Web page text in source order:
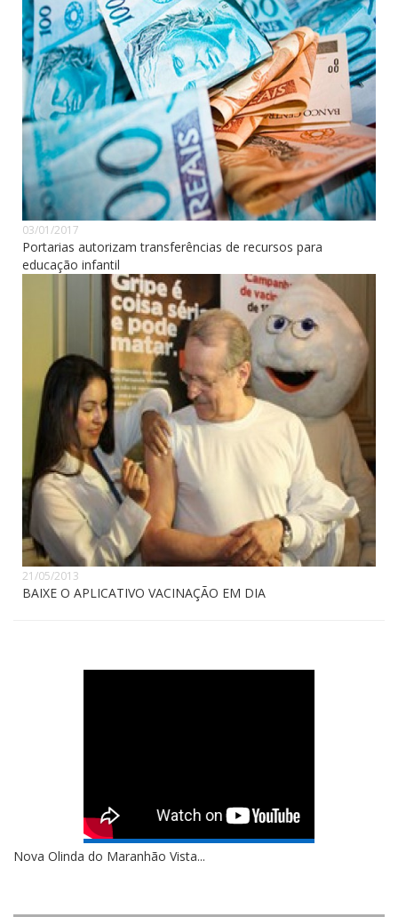
03/01/2017
Portarias autorizam transferências de recursos para
educação infantil
21/05/2013
BAIXE O APLICATIVO VACINAÇÃO EM DIA
Nova Olinda do Maranhão Vista...